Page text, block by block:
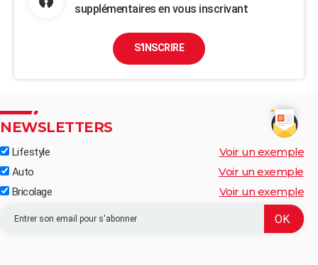
supplémentaires en vous inscrivant
S'INSCRIRE
NEWSLETTERS
Lifestyle Voir un exemple
Auto Voir un exemple
Bricolage Voir un exemple